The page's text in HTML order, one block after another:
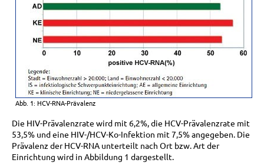
Abb. 1: HCV-RNA-Prävalenz
Die HIV-Prävalenzrate wird mit 6,2%, die HCV-Prävalenzrate mit
53,5% und eine HIV-/HCV-Ko-Infektion mit 7,5% angegeben. Die
Prävalenz der HCV-RNA unterteilt nach Ort bzw. Art der
Einrichtung wird in Abbildung 1 dargestellt.